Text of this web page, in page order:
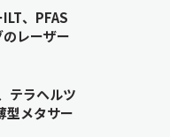
、PFAS
レーザー
テラヘルツ
型メタサー